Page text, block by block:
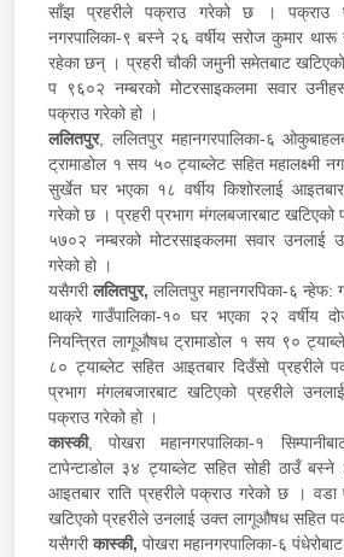
साँझ प्रहरीले पक्राउ गरेको छ । पक्राउ
नगरपालिका-९ बस्ने २६ वर्षीय सरोज कुमार थारू
रहेका छन् । प्रहरी चौकी जमुनी समेतबाट
प ९६०२ नम्बरको मोटरसाइकलमा सवार
पक्राउ गरेको हो ।
ललितपुर, ललितपुर महानगरपालिका-६
ट्रामाडोल १ सय ५० ट्याब्लेट सहित महालक्ष्मी
सुर्खेत घर भएका १८ वर्षीय किशोरलाई
गरेको छ । प्रहरी प्रभाग मंगलबजारबाट
५७०२ नम्बरको मोटरसाइकलमा सवार उनलाई
गरेको हो ।
यसैगरीललितपुर, ललितपुर महानगरपिका-६ न्हेफ:
थाक्रे गाउँपालिका-१० घर भएका २२ वर्षीय
नियन्त्रित लागूऔषध ट्रामाडोल १ सय ९०
८० ट्याब्लेट सहित आइतबार दिउँसो प्रहरीले
प्रभाग मंगलबजारबाट खटिएको प्रहरीले
पक्राउ गरेको हो ।
कास्की, पोखरा महानगरपालिका-१
टापेन्टाडोल ३४ ट्याब्लेट सहित सोही ठाउँ बस्ने
आइतबार राति प्रहरीले पक्राउ गरेको छ । वडा
खटिएको प्रहरीले उनलाई उक्त लागूऔषध सहित
यसैगरीकास्की, पोखरा महानगरपालिका-६